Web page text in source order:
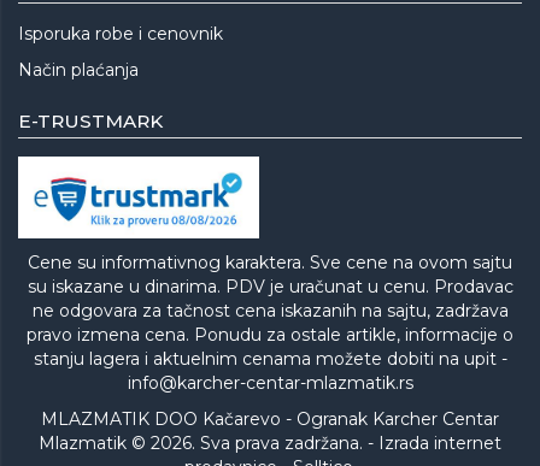
Isporuka robe i cenovnik
Način plaćanja
E-TRUSTMARK
Cene su informativnog karaktera. Sve cene na ovom sajtu
su iskazane u dinarima. PDV je uračunat u cenu. Prodavac
ne odgovara za tačnost cena iskazanih na sajtu, zadržava
pravo izmena cena. Ponudu za ostale artikle, informacije o
stanju lagera i aktuelnim cenama možete dobiti na upit -
info@karcher-centar-mlazmatik.rs
MLAZMATIK DOO Kačarevo - Ogranak Karcher Centar
Mlazmatik © 2026. Sva prava zadržana. - Izrada internet